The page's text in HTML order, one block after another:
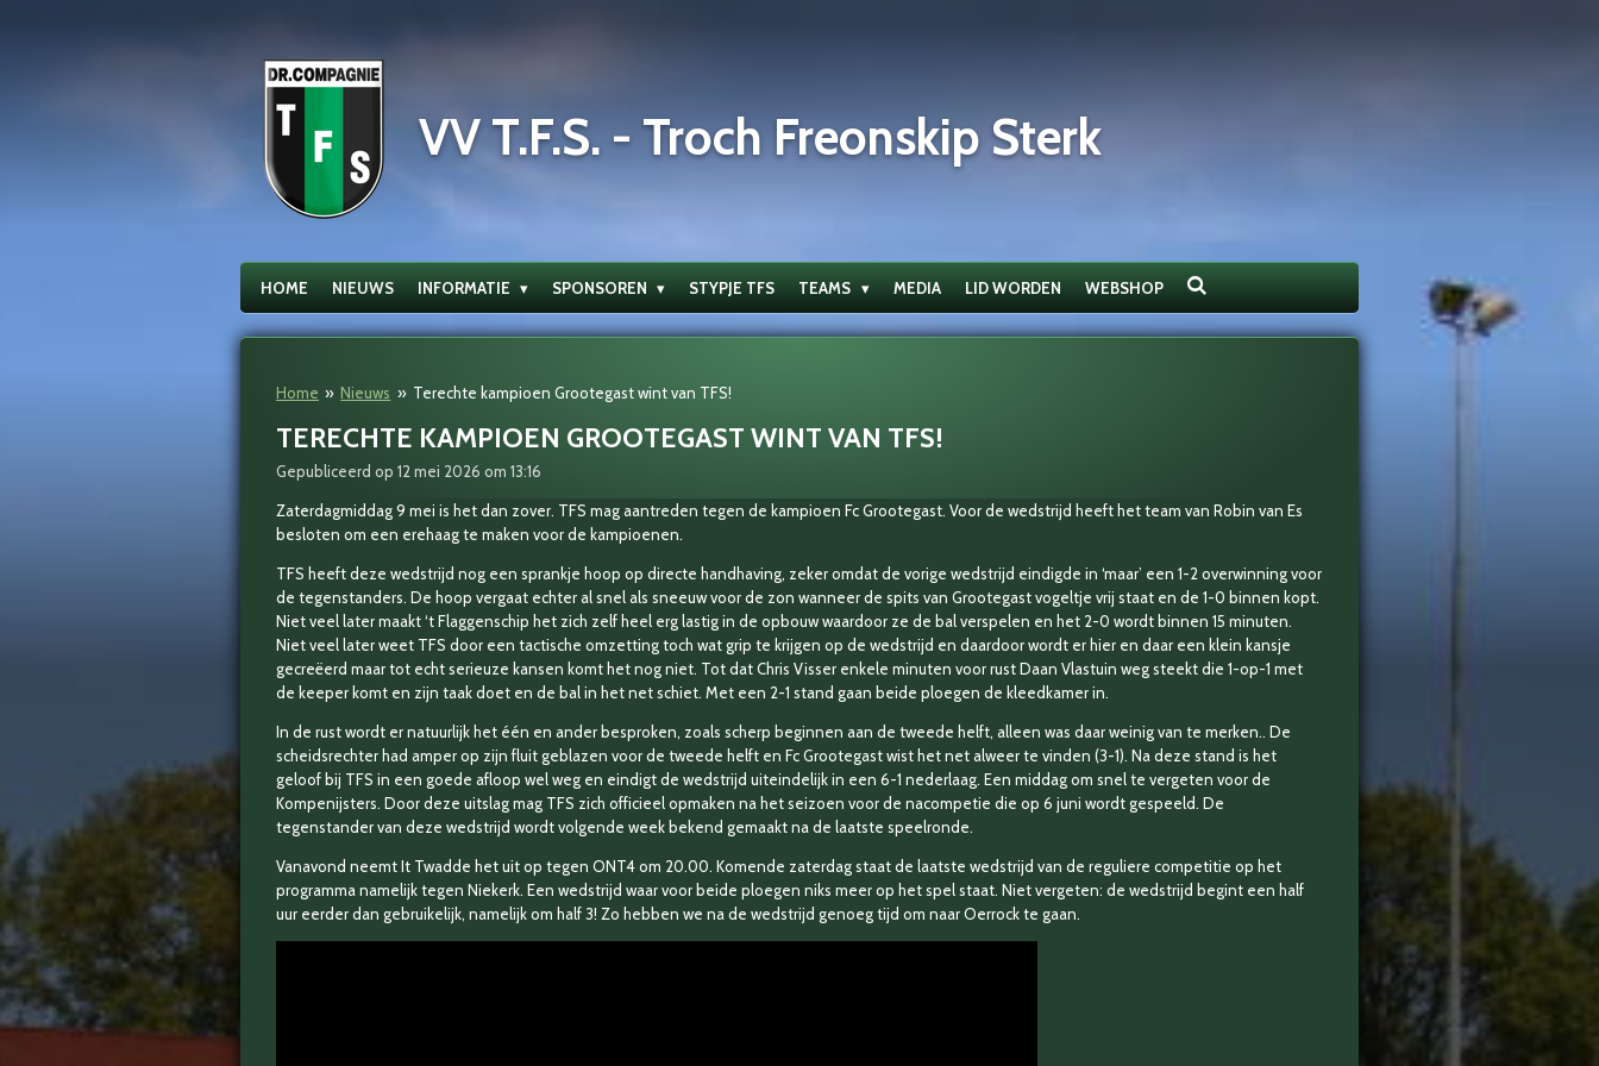
VV T.F.S. - Troch Freonskip Sterk
HOME NIEUWS INFORMATIE SPONSOREN STYPJE TFS TEAMS MEDIA LID WORDEN WEBSHOP
Home » Nieuws » Terechte kampioen Grootegast wint van TFS!
TERECHTE KAMPIOEN GROOTEGAST WINT VAN TFS!
Gepubliceerd op 12 mei 2026 om 13:16
Zaterdagmiddag 9 mei is het dan zover. TFS mag aantreden tegen de kampioen Fc Grootegast. Voor de wedstrijd heeft het team van Robin van Es
besloten om een erehaag te maken voor de kampioenen.
TFS heeft deze wedstrijd nog een sprankje hoop op directe handhaving, zeker omdat de vorige wedstrijd eindigde in ‘maar’ een 1-2 overwinning voor
de tegenstanders. De hoop vergaat echter al snel als sneeuw voor de zon wanneer de spits van Grootegast vogeltje vrij staat en de 1-0 binnen kopt.
Niet veel later maakt ‘t Flaggenschip het zich zelf heel erg lastig in de opbouw waardoor ze de bal verspelen en het 2-0 wordt binnen 15 minuten.
Niet veel later weet TFS door een tactische omzetting toch wat grip te krijgen op de wedstrijd en daardoor wordt er hier en daar een klein kansje
gecreëerd maar tot echt serieuze kansen komt het nog niet. Tot dat Chris Visser enkele minuten voor rust Daan Vlastuin weg steekt die 1-op-1 met
de keeper komt en zijn taak doet en de bal in het net schiet. Met een 2-1 stand gaan beide ploegen de kleedkamer in.
In de rust wordt er natuurlijk het één en ander besproken, zoals scherp beginnen aan de tweede helft, alleen was daar weinig van te merken.. De
scheidsrechter had amper op zijn fluit geblazen voor de tweede helft en Fc Grootegast wist het net alweer te vinden (3-1). Na deze stand is het
geloof bij TFS in een goede afloop wel weg en eindigt de wedstrijd uiteindelijk in een 6-1 nederlaag. Een middag om snel te vergeten voor de
Kompenijsters. Door deze uitslag mag TFS zich officieel opmaken na het seizoen voor de nacompetie die op 6 juni wordt gespeeld. De
tegenstander van deze wedstrijd wordt volgende week bekend gemaakt na de laatste speelronde.
Vanavond neemt It Twadde het uit op tegen ONT4 om 20.00. Komende zaterdag staat de laatste wedstrijd van de reguliere competitie op het
programma namelijk tegen Niekerk. Een wedstrijd waar voor beide ploegen niks meer op het spel staat. Niet vergeten: de wedstrijd begint een half
uur eerder dan gebruikelijk, namelijk om half 3! Zo hebben we na de wedstrijd genoeg tijd om naar Oerrock te gaan.